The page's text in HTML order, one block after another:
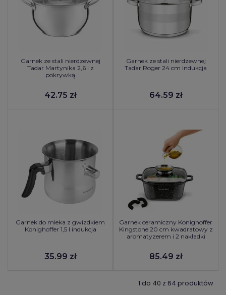
Garnek ze stali nierdzewnej
Tadar Martynika 2,6 l z
pokrywką
42.75 zł
Garnek ze stali nierdzewnej
Tadar Roger 24 cm indukcja
64.59 zł
Garnek do mleka z gwizdkiem
Konighoffer 1,5 l indukcja
35.99 zł
Garnek ceramiczny Konighoffer
Kingstone 20 cm kwadratowy z
aromatyzerem i 2 nakładki
85.49 zł
1 do 40 z 64 produktów